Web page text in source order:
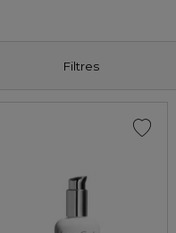
Filtres